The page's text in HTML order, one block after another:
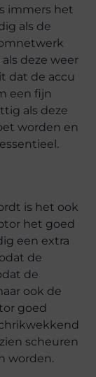
immers het
als de
deze weer
dat de accu
een fijn
als deze
worden en
is het ook
het goed
een extra
de
de
ook de
goed
scheuren
worden.